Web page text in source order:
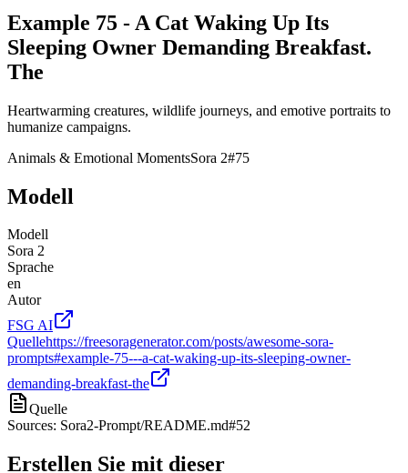
Example 75 - A Cat Waking Up Its
Sleeping Owner Demanding Breakfast.
The
Heartwarming creatures, wildlife journeys, and emotive portraits to
humanize campaigns.
Animals & Emotional MomentsSora 2#75
Modell
Modell
Sora 2
Sprache
en
Autor
FSG AI
Quellehttps://freesoragenerator.com/posts/awesome-sora-
prompts#example-75---a-cat-waking-up-its-sleeping-owner-
demanding-breakfast-the
Quelle
Sources: Sora2-Prompt/README.md#52
Erstellen Sie mit dieser